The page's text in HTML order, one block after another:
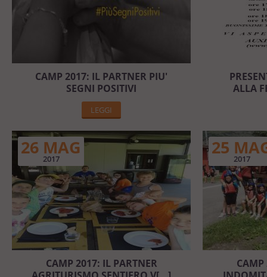
CAMP 2017: IL PARTNER PIU'
SEGNI POSITIVI
LEGGI
ALLA
26 MAG
2017
CAMP 2017: IL PARTNER
25
2017
CAMP